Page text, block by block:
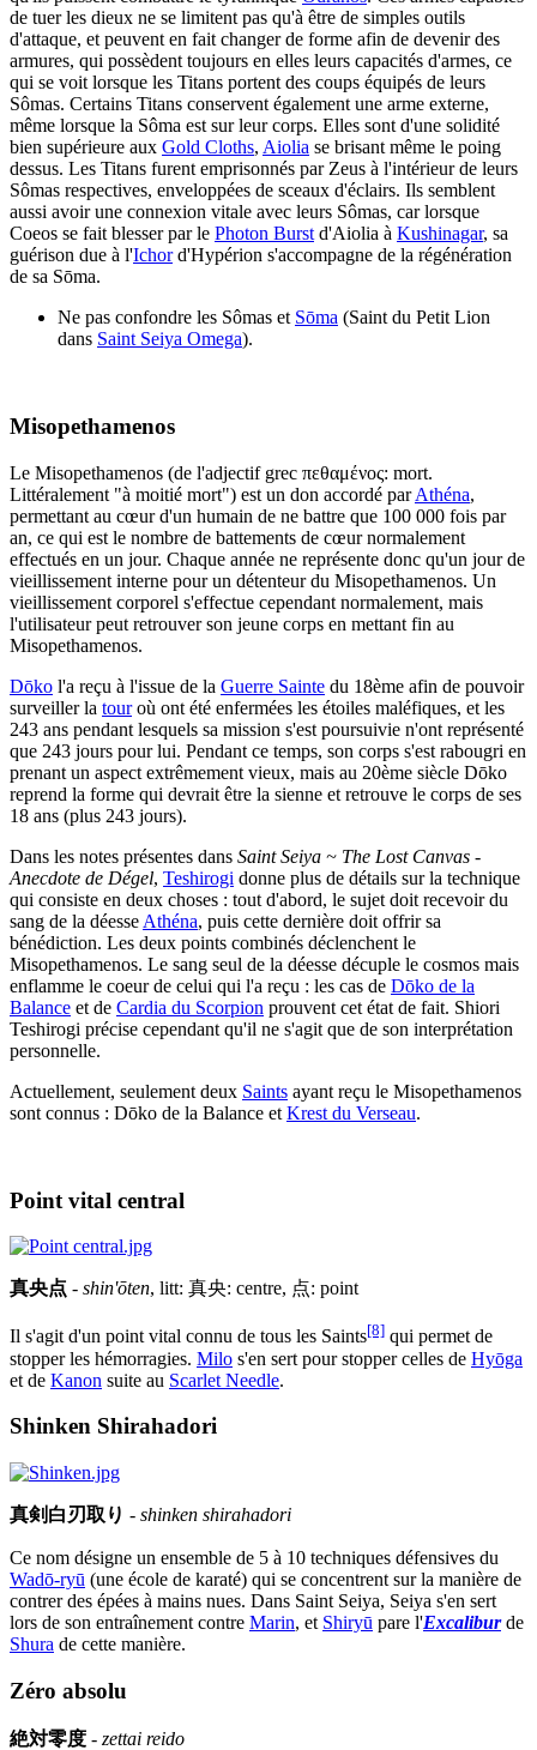
de tuer les dieux ne se limitent pas qu'à être de simples outils
d'attaque, et peuvent en fait changer de forme afin de devenir des
armures, qui possèdent toujours en elles leurs capacités d'armes, ce
qui se voit lorsque les Titans portent des coups équipés de leurs
Sômas. Certains Titans conservent également une arme externe,
même lorsque la Sôma est sur leur corps. Elles sont d'une solidité
bien supérieure aux Gold Cloths, Aiolia se brisant même le poing
dessus. Les Titans furent emprisonnés par Zeus à l'intérieur de leurs
Sômas respectives, enveloppées de sceaux d'éclairs. Ils semblent
aussi avoir une connexion vitale avec leurs Sômas, car lorsque
Coeos se fait blesser par le Photon Burstd'Aiolia à Kushinagar, sa
guérison due à l'Ichord'Hypérion s'accompagne de la régénération
de sa Sōma.
Ne pas confondre les Sômas et Sōma (Saint du Petit Lion
dans Saint Seiya Omega).
Misopethamenos
Le Misopethamenos (de l'adjectif grec πεθαμένος: mort.
Littéralement "à moitié mort") est un don accordé parAthéna,
permettant au cœur d'un humain de ne battre que 100 000 fois par
an, ce qui est le nombre de battements de cœur normalement
effectués en un jour. Chaque année ne représente donc qu'un jour de
vieillissement interne pour un détenteur du Misopethamenos. Un
vieillissement corporel s'effectue cependant normalement, mais
l'utilisateur peut retrouver son jeune corps en mettant fin au
Misopethamenos.
Dōko l'a reçu à l'issue de la Guerre Sainte du 18ème afin de pouvoir
surveiller la touroù ont été enfermées les étoiles maléfiques, et les
243 ans pendant lesquels sa mission s'est poursuivie n'ont représenté
que 243 jours pour lui. Pendant ce temps, son corps s'est rabougri en
prenant un aspect extrêmement vieux, mais au 20ème siècle Dōko
reprend la forme qui devrait être la sienne et retrouve le corps de ses
18 ans (plus 243 jours).
Dans les notes présentes dans Saint Seiya ~ The Lost Canvas -
Anecdote de Dégel, Teshirogi donne plus de détails sur la technique
qui consiste en deux choses : tout d'abord, le sujet doit recevoir du
sang de la déesse Athéna, puis cette dernière doit offrir sa
bénédiction. Les deux points combinés déclenchent le
Misopethamenos. Le sang seul de la déesse décuple le cosmos mais
enflamme le coeur de celui qui l'a reçu : les cas de Dōko de la
Balance et de Cardia du Scorpion prouvent cet état de fait. Shiori
Teshirogi précise cependant qu'il ne s'agit que de son interprétation
personnelle.
Actuellement, seulement deux Saints ayant reçu le Misopethamenos
sont connus : Dōko de la Balance et Krest du Verseau.
Point vital central
真央点 - shin'ōten, litt: 真央: centre, 点: point
Il s'agit d'un point vital connu de tous les Saints[8] qui permet de
stopper les hémorragies. Milo s'en sert pour stopper celles de Hyōga
et de Kanon suite au Scarlet Needle.
Shinken Shirahadori
真剣白刃取り - shinken shirahadori
Ce nom désigne un ensemble de 5 à 10 techniques défensives du
Wadō-ryū (une école de karaté) qui se concentrent sur la manière de
contrer des épées à mains nues. Dans Saint Seiya, Seiya s'en sert
lors de son entraînement contre Marin, et Shiryū pare l'Excaliburde
Shura de cette manière.
Zéro absolu
絶対零度 - zettai reido